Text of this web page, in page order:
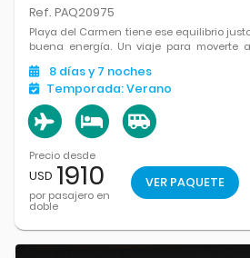
Ref. PAQ20975
Playa del Carmen tiene ese equilibrio
buena energía. Un viaje para moverte
Caribe y tener todo cerca.
8 díasy 7 noches
Temporada:Verano
Precio desde
USD 1910
por pasajero en
doble
VER PAQUETE